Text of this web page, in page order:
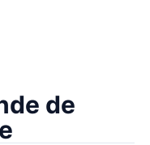
de